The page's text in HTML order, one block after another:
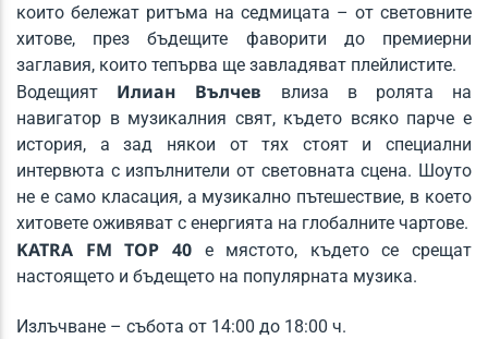
които бележат ритъма на седмицата – от световните
хитове, през бъдещите фаворити до премиерни
заглавия, които тепърва ще завладяват плейлистите.
Водещият Илиан Вълчев влиза в ролята на
навигатор в музикалния свят, където всяко парче е
история, а зад някои от тях стоят и специални
интервюта с изпълнители от световната сцена. Шоуто
не е само класация, а музикално пътешествие, в което
хитовете оживяват с енергията на глобалните чартове.
KATRA FM TOP 40е мястото, където се срещат
настоящето и бъдещето на популярната музика.
Излъчване – събота от 14:00 до 18:00 ч.